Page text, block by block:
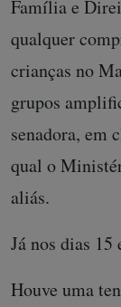
Família e
qualquer
crianças no
grupos
senadora, em
qual o
aliás.
Já nos dias
Houve uma